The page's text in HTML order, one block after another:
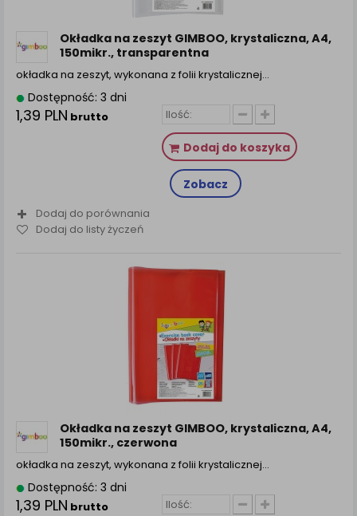
Okładka na zeszyt GIMBOO, krystaliczna, A4,
150mikr., transparentna
okładka na zeszyt, wykonana z folii krystalicznej…
Dostępność: 3 dni
1,39 PLN brutto
Dodaj do koszyka
Zobacz
Dodaj do porównania
Dodaj do listy życzeń
Okładka na zeszyt GIMBOO, krystaliczna, A4,
150mikr., czerwona
okładka na zeszyt, wykonana z folii krystalicznej…
Dostępność: 3 dni
1,39 PLN brutto